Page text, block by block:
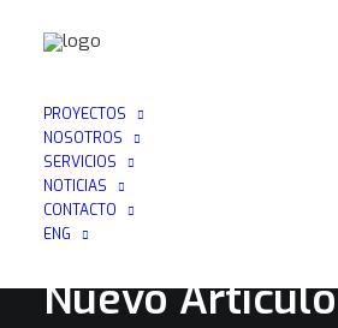
PROYECTOS
NOSOTROS
SERVICIOS
NOTICIAS
CONTACTO
ENG
Nuevo Artículo